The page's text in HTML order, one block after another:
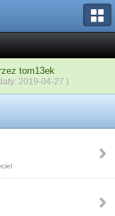
tom13ek
2019-04-27 )